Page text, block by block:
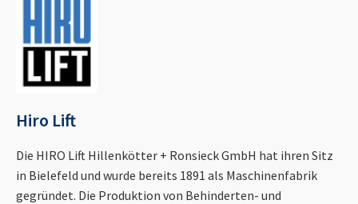
Hiro Lift
Die HIRO Lift Hillenkötter + Ronsieck GmbH hat ihren Sitz
in Bielefeld und wurde bereits 1891 als Maschinenfabrik
gegründet. Die Produktion von Behinderten- und